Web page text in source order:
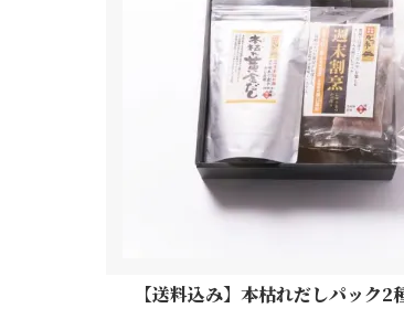
【送料込み】本枯れだしパック2